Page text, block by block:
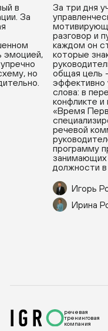
в
За
эмоцией,
но
За три дня
разговор и
каждом он
которые
общая цель
эффективно
слова: в
конфликте и
«Время
речевой
программу
занимающих
должности в
Игорь
Ирина
речевая
тренинговая
компания